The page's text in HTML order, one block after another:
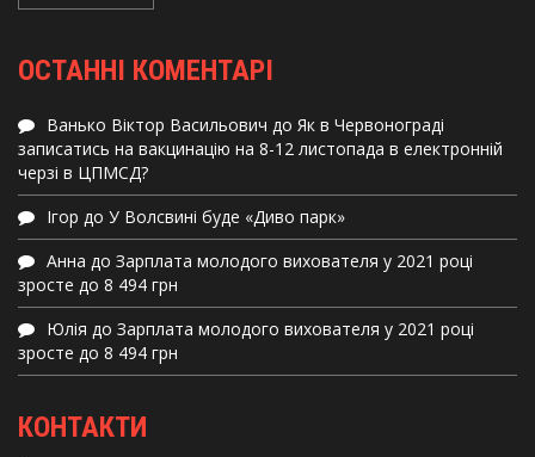
ОСТАННІ КОМЕНТАРІ
Ванько Віктор Васильович до Як в Червонограді
записатись на вакцинацію на 8-12 листопада в електронній
черзі в ЦПМСД?
Ігор до У Волсвині буде «Диво парк»
Анна до Зарплата молодого вихователя у 2021 році
зросте до 8 494 грн
Юлія до Зарплата молодого вихователя у 2021 році
зросте до 8 494 грн
КОНТАКТИ